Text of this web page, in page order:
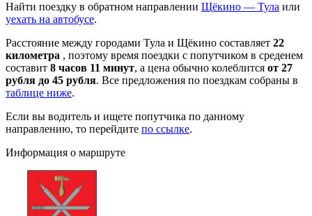
Найти поездку в обратном направлении Щёкино — Тула или
уехать на автобусе.
Расстояние между городами Тула и Щёкино составляет 22
километра , поэтому время поездки с попутчиком в среденем
составит 8 часов 11 минут, а цена обычно колеблится от 27
рубля до 45 рубля. Все предложения по поездкам собраны в
таблице ниже.
Если вы водитель и ищете попутчика по данному
направлению, то перейдите по ссылке.
Информация о маршруте